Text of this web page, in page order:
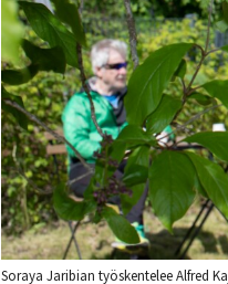
Soraya Jaribian työskentelee Alfred